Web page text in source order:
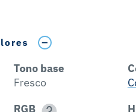
Tono base
Fresco
RGB